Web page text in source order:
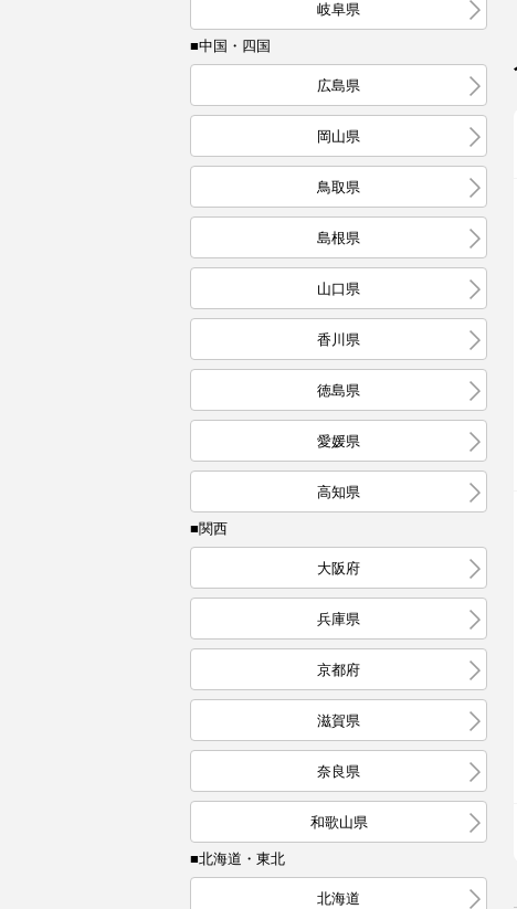
岐阜県
■中国・四国
広島県
岡山県
鳥取県
島根県
山口県
香川県
徳島県
愛媛県
高知県
■関西
大阪府
兵庫県
京都府
滋賀県
奈良県
和歌山県
■北海道・東北
北海道